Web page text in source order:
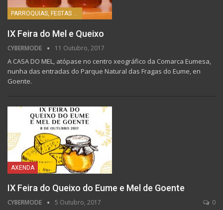
PARROQUIAS, FESTAS E HISTORIA
IX Feira do Mel e Queixo
CYBERMODE 11 Outubro, 2017
A CASA DO MEL, atópase no centro xeográfico da Comarca Eumesa,
nunha das entradas do Parque Natural das Fragas do Eume, en
Goente.
AXENDA
IX Feira do Queixo do Eume e Mel de Goente
CYBERMODE 5 Outubro, 2017 0